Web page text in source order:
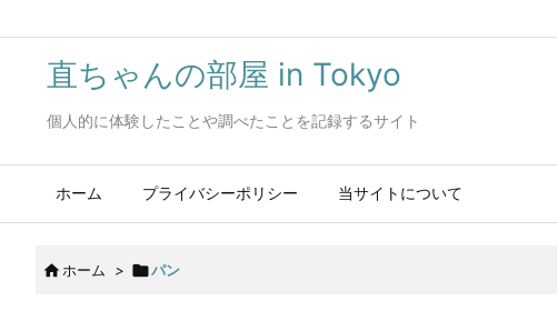
直ちゃんの部屋 in Tokyo
個人的に体験したことや調べたことを記録するサイト
ホーム プライバシーポリシー 当サイトについて
 ホーム > パン